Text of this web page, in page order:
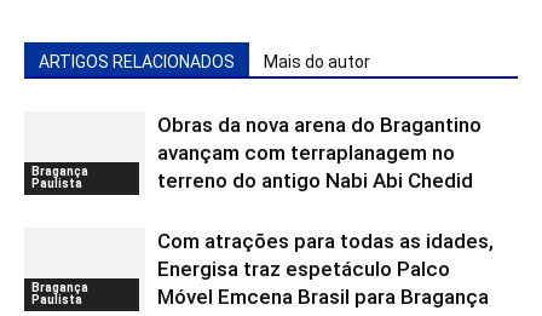
ARTIGOS RELACIONADOS Mais do autor
Bragança
Paulista
Obras da nova arena do Bragantino
avançam com terraplanagem no
terreno do antigo Nabi Abi Chedid
Bragança
Paulista
Com atrações para todas as idades,
Energisa traz espetáculo Palco
Móvel Emcena Brasil para Bragança